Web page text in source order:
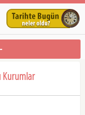
Kurumlar